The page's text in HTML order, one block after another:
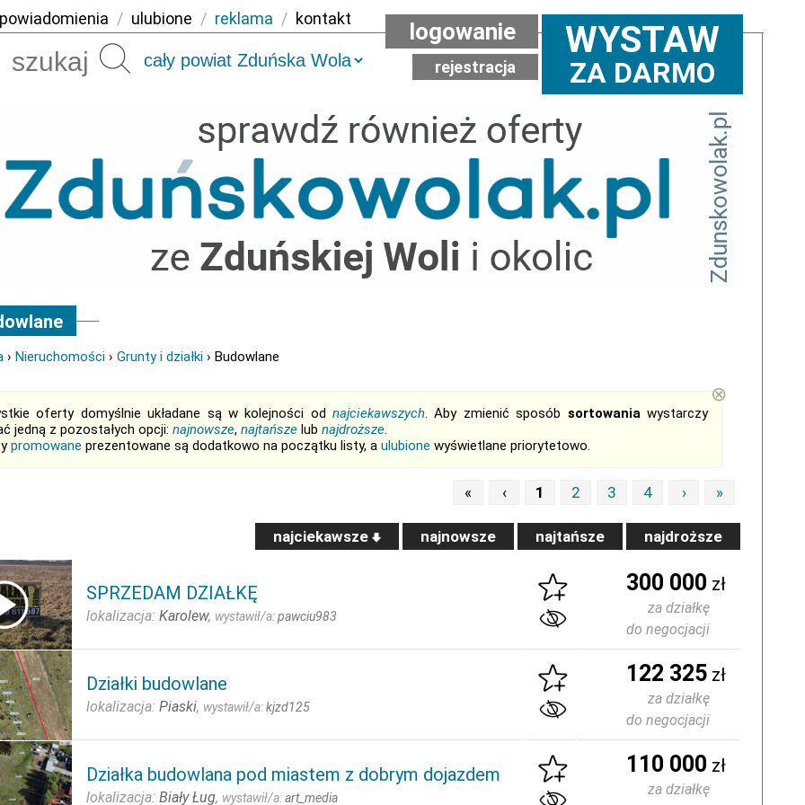
powiadomienia / ulubione / reklama / kontakt
Szukaj WYSTAW
ZA DARMO
logowanie
rejestracja
› Nieruchomości › Grunty i działki › Budowlane
oferty domyślnie układane są w kolejności odnajciekawszych. Aby zmienić sposób sortowaniawystarczy
jedną z pozostałych opcji: najnowsze, najtańsze lub najdroższe.
promowane prezentowane są dodatkowo na początku listy, a ulubione wyświetlane priorytetowo.
⊗
« ‹ 1 2 3 4 › »
najciekawsze najnowsze najtańsze najdroższe
SPRZEDAM DZIAŁKĘ
lokalizacja: Karolew, wystawił/a:pawciu983
300 000 zł
za działkę
do negocjacji
Działki budowlane
lokalizacja: Piaski, wystawił/a:kjzd125
122 325 zł
za działkę
do negocjacji
Działka budowlana pod miastem z dobrym dojazdem
lokalizacja: Biały Ług, wystawił/a:art_media
110 000 zł
za działkę